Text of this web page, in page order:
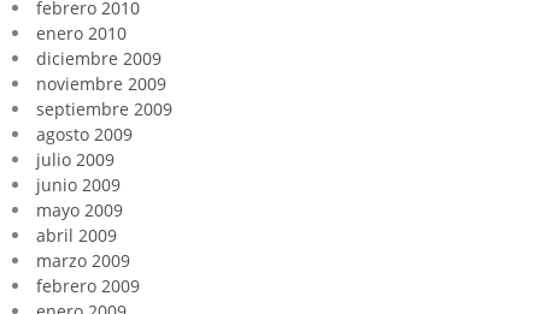
febrero 2010
enero 2010
diciembre 2009
noviembre 2009
septiembre 2009
agosto 2009
julio 2009
junio 2009
mayo 2009
abril 2009
marzo 2009
febrero 2009